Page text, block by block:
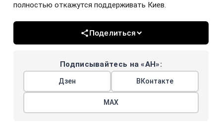
полностью откажутся поддерживать Киев.
Поделиться
Подписывайтесь на «АН»:
Дзен ВКонтакте
МАХ